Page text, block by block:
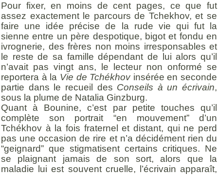
Pour fixer, en moins de cent pages, ce que fut
assez exactement le parcours de Tchekhov, et se
faire une idée précise de la rude vie qui fut la
sienne entre un père despotique, bigot et fondu en
ivrognerie, des frères non moins irresponsables et
le reste de sa famille dépendant de lui alors qu’il
n’avait pas vingt ans, le lecteur non onformé se
reportera à la Vie de Tchékhovinsérée en seconde
partie dans le recueil des Conseils à un écrivain,
sous la plume de Natalia Ginzburg.
Quant à Bounine, c’est par petite touches qu’il
complète son portrait “en mouvement” d’un
Tchékhov à la fois fraternel et distant, qui ne perd
pas une occasion de rire et n’a décidément rien du
“geignard” que stigmatisent certains critiques. Ne
se plaignant jamais de son sort, alors que la
maladie lui est souvent cruelle, l’écrivain apparaît,